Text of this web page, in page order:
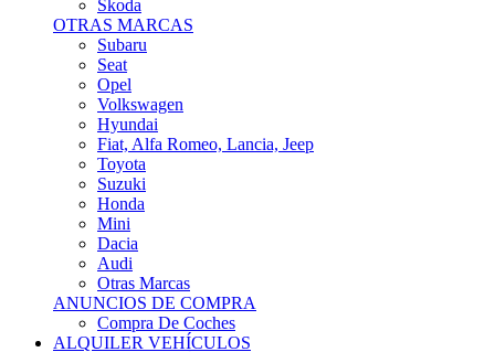
Skoda
OTRAS MARCAS
Subaru
Seat
Opel
Volkswagen
Hyundai
Fiat, Alfa Romeo, Lancia, Jeep
Toyota
Suzuki
Honda
Mini
Dacia
Audi
Otras Marcas
ANUNCIOS DE COMPRA
Compra De Coches
ALQUILER VEHÍCULOS